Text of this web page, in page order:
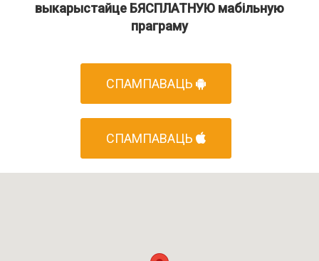
выкарыстайце БЯСПЛАТНУЮ мабільную
праграму
СПАМПАВАЦЬ
СПАМПАВАЦЬ